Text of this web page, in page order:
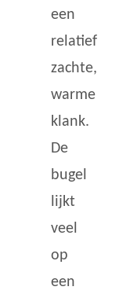
een
relatief
zachte,
warme
klank.
De
bugel
lijkt
veel
op
een